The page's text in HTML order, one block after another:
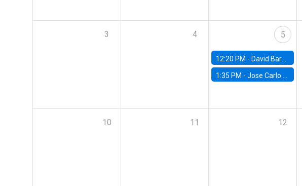
3 4 5
12:20 PM - David Bardey, Universidad de los Andes - CEDE
1:35 PM -Jose Carlo Bermudez, UC (ME) & World Bank
10 11 12